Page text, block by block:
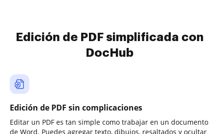
Edición de PDF simplificada con
DocHub
Edición de PDF sin complicaciones
Editar un PDF es tan simple como trabajar en un documento
de Word. Puedes agregar texto, dibujos, resaltados y ocultar